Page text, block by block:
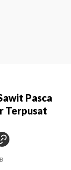
Pasca
Terpusat